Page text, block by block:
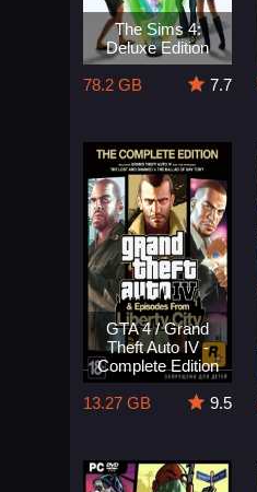
The Sims 4:
Deluxe Edition
78.2 GB
7.7
GTA 4 / Grand
Theft Auto IV -
Complete Edition
13.27 GB
9.5